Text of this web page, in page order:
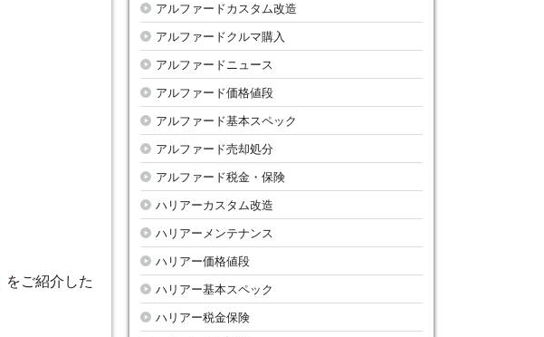
をご紹介した
アルファードカスタム改造
アルファードクルマ購入
アルファードニュース
アルファード価格値段
アルファード基本スペック
アルファード売却処分
アルファード税金・保険
ハリアーカスタム改造
ハリアーメンテナンス
ハリアー価格値段
ハリアー基本スペック
ハリアー税金保険